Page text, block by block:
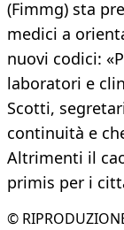
(Fimmg) sta
medici a
nuovi codici:
laboratori e
Scotti,
continuità e
Altrimenti il
primis per i
©